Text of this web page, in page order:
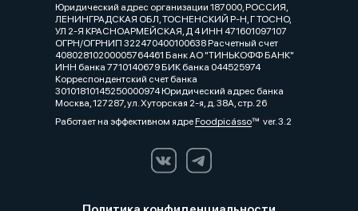
Юридический адрес организации 187000, РОССИЯ,
ЛЕНИНГРАДСКАЯ ОБЛ, ТОСНЕНСКИЙ Р-Н, Г ТОСНО,
УЛ 2-Я КРАСНОАРМЕЙСКАЯ, Д 4 ИНН 471601097107
ОГРН/ОГРНИП 322470400100638 Расчетный счет
40802810200005764461 Банк АО "ТИНЬКОФФ БАНК"
ИНН банка 7710140679 БИК банка 044525974
Корреспондентский счет банка
30101810145250000974 Юридический адрес банка
Москва, 127287, ул. Хуторская 2-я, д. 38А, стр. 26
Работает на эффективном ядреFoodpicássover. 3.2